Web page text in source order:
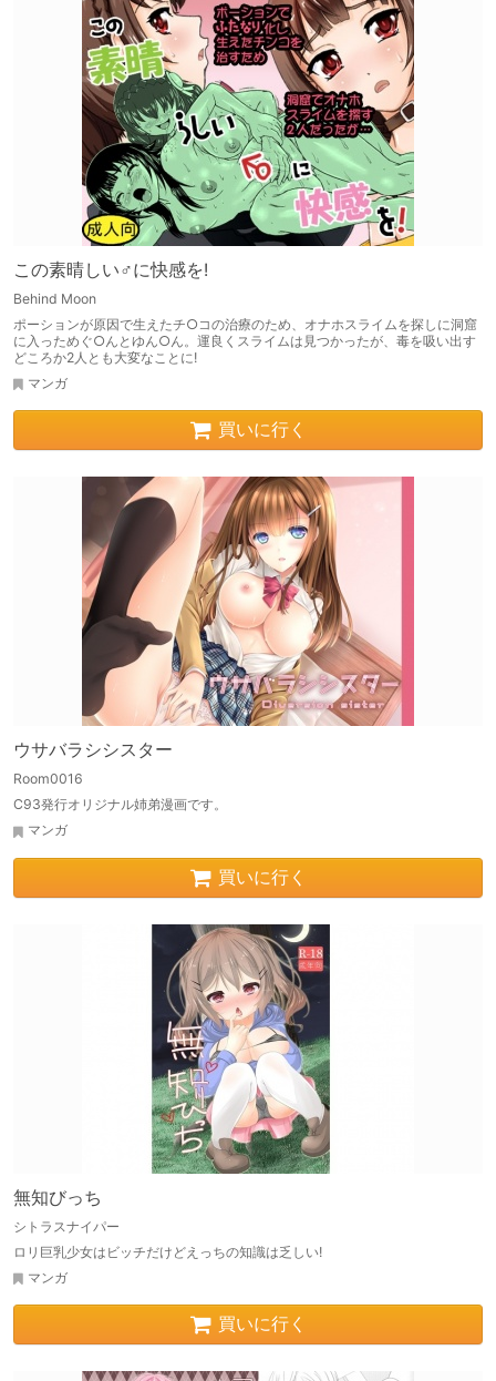
この素晴しい♂に快感を!
Behind Moon
ポーションが原因で生えたチ○コの治療のため、オナホスライムを探しに洞窟
に入っためぐ○んとゆん○ん。運良くスライムは見つかったが、毒を吸い出す
どころか2人とも大変なことに!
マンガ
買いに行く
ウサバラシシスター
Room0016
C93発行オリジナル姉弟漫画です。
マンガ
買いに行く
無知びっち
シトラスナイパー
ロリ巨乳少女はビッチだけどえっちの知識は乏しい!
マンガ
買いに行く